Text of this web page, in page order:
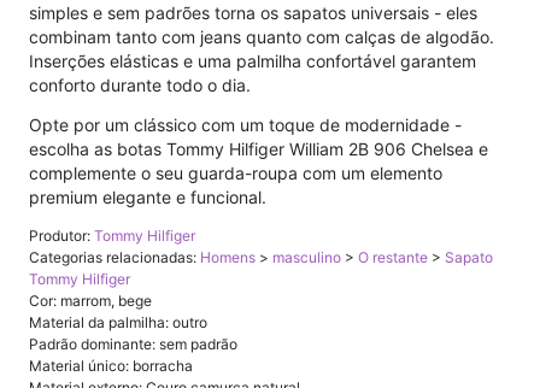
simples e sem padrões torna os sapatos universais - eles
combinam tanto com jeans quanto com calças de algodão.
Inserções elásticas e uma palmilha confortável garantem
conforto durante todo o dia.
Opte por um clássico com um toque de modernidade -
escolha as botas Tommy Hilfiger William 2B 906 Chelsea e
complemente o seu guarda-roupa com um elemento
premium elegante e funcional.
Produtor: Tommy Hilfiger
Categorias relacionadas: Homens > masculino > O restante > Sapato
Tommy Hilfiger
Cor: marrom, bege
Material da palmilha: outro
Padrão dominante: sem padrão
Material único: borracha